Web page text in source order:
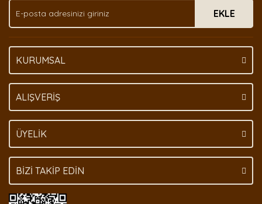
EKLE
KURUMSAL
ALIŞVERİŞ
ÜYELİK
BİZİ TAKİP EDİN